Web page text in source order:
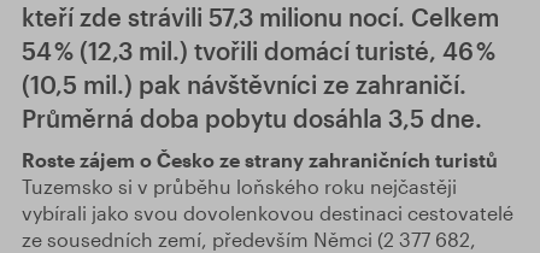
kteří zde strávili 57,3 milionu nocí. Celkem
54 % (12,3 mil.) tvořili domácí turisté, 46 %
(10,5 mil.) pak návštěvníci ze zahraničí.
Průměrná doba pobytu dosáhla 3,5 dne.
Roste zájem o Česko ze strany zahraničních turistů
Tuzemsko si v průběhu loňského roku nejčastěji
vybírali jako svou dovolenkovou destinaci cestovatelé
ze sousedních zemí, především Němci (2 377 682,